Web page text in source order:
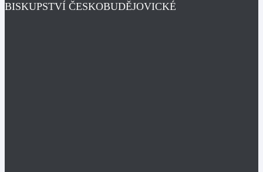
BISKUPSTVÍ ČESKOBUDĚJOVICKÉ